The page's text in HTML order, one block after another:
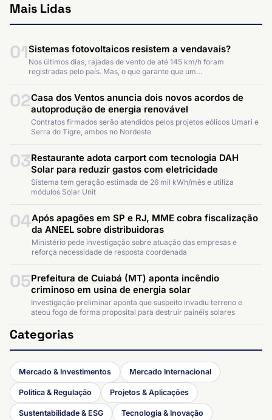
Mais Lidas
01Sistemas fotovoltaicos resistem a vendavais?
Nos últimos dias, rajadas de vento de até 145 km/h foram
registradas pelo país. Mas, o que garante que um…
02Casa dos Ventos anuncia dois novos acordos de
autoprodução de energia renovável
Contratos firmados serão atendidos pelos projetos eólicos Umari e
Serra do Tigre, ambos no Nordeste
03Restaurante adota carport com tecnologia DAH
Solar para reduzir gastos com eletricidade
Sistema tem geração estimada de 26 mil kWh/mês e utiliza
módulos Solar Unit
04Após apagões em SP e RJ, MME cobra fiscalização
da ANEEL sobre distribuidoras
Ministério pede investigação sobre atuação das empresas e
reforça necessidade de resposta coordenada
05Prefeitura de Cuiabá (MT) aponta incêndio
criminoso em usina de energia solar
Investigação preliminar aponta que suspeito invadiu terreno e
ateou fogo de forma proposital para destruir painéis solares
Categorias
Mercado & Investimentos Mercado Internacional
Política & Regulação Projetos & Aplicações
Sustentabilidade & ESG Tecnologia & Inovação